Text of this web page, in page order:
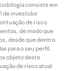
consiste em
de investidor
de risco
de modo que
desde que dentro
para o seu perfil.
objeto deste
de risco atual